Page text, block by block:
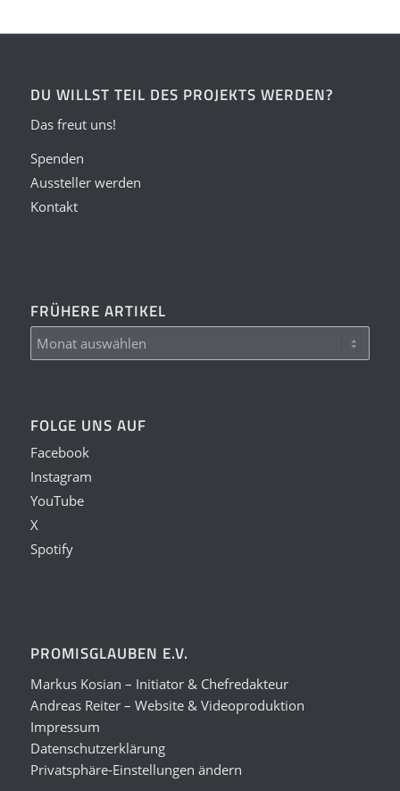
DU WILLST TEIL DES PROJEKTS WERDEN?
Das freut uns!
Spenden
Aussteller werden
Kontakt
FRÜHERE ARTIKEL
FOLGE UNS AUF
Facebook
Instagram
YouTube
X
Spotify
PROMISGLAUBEN E.V.
Markus Kosian – Initiator & Chefredakteur
Andreas Reiter – Website & Videoproduktion
Impressum
Datenschutzerklärung
Privatsphäre-Einstellungen ändern